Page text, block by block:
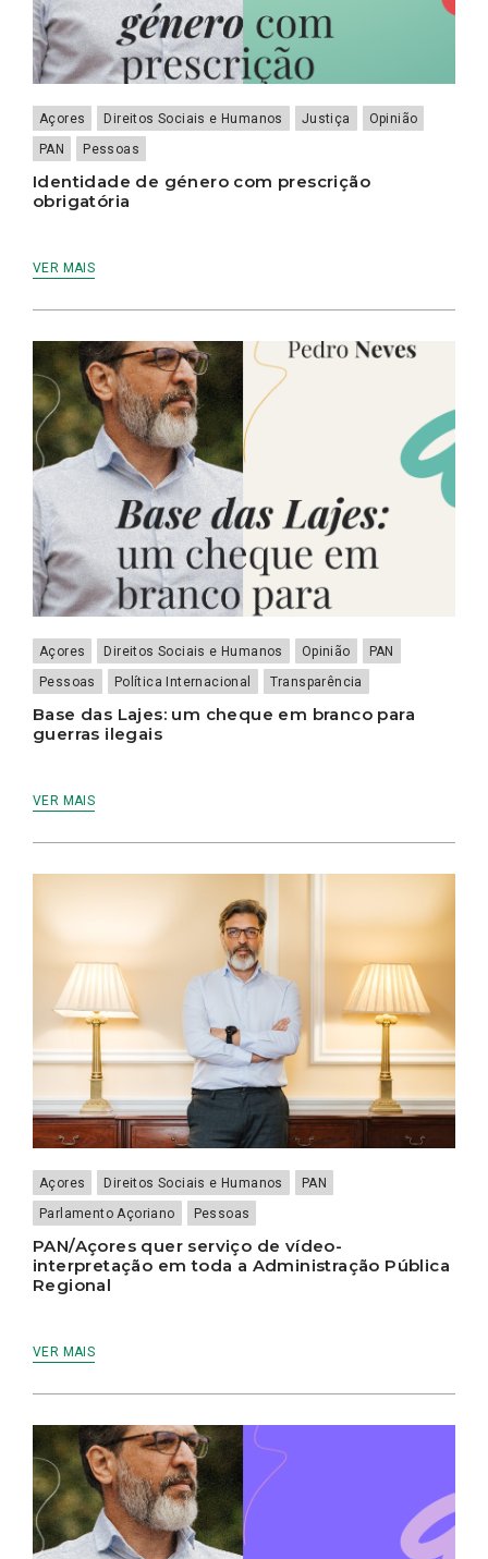
Açores Direitos Sociais e Humanos Justiça
Opinião
PAN
Pessoas
Identidade de género com prescrição
obrigatória
VER MAIS
Açores Direitos Sociais e Humanos Opinião
PAN
Pessoas
Política Internacional Transparência
Base das Lajes: um cheque em branco para
guerras ilegais
VER MAIS
Açores Direitos Sociais e Humanos
PAN
Parlamento Açoriano
Pessoas
PAN/Açores quer serviço de vídeo-
interpretação em toda a Administração Pública
Regional
VER MAIS